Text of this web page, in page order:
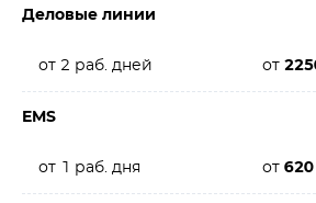
Деловые линии
от 2 раб. дней от
EMS
от 1 раб. дня от 620